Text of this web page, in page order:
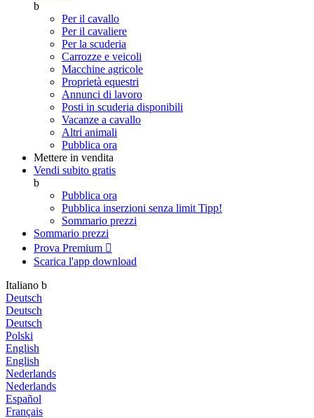
b
Per il cavallo
Per il cavaliere
Per la scuderia
Carrozze e veicoli
Macchine agricole
Proprietà equestri
Annunci di lavoro
Posti in scuderia disponibili
Vacanze a cavallo
Altri animali
Pubblica ora
Mettere in vendita
Vendi subito gratis
b
Pubblica ora
Pubblica inserzioni senza limit Tipp!
Sommario prezzi
Sommario prezzi
Prova Premium 
Scarica l'app download
Italiano b
Deutsch
Deutsch
Deutsch
Polski
English
English
Nederlands
Nederlands
Español
Français